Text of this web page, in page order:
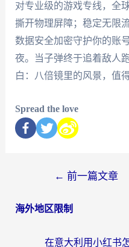
对专业级的游戏专线，全
撕开物理屏障；稳定无限
数据安全加密守护你的账
夜。当子弹终于追着敌人
白：八倍镜里的风景，值
Spread the love
← 前一篇文章
海外地区限制